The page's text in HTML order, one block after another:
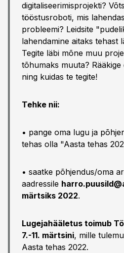
digitaliseerimisprojekti?
tööstusroboti, mis
probleemi? Leidsite
lahendamine aitaks tehast
Tegite läbi mõne muu
tõhumaks muuta?
ning kuidas te tegite!
Tehke nii:
• pange oma lugu ja
tehas olla "Aasta tehas
• saatke põhjendus/oma
aadressile
märtsiks 2022.
Lugejahääletus toimub
7.-11. märtsini, mille
Aasta tehas 2022.